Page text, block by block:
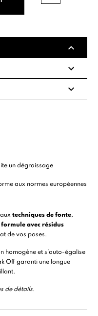
expand_less
expand_more
expand_more
un dégraissage
aux normes européennes
auxtechniques de fonte,
formule avec résidus
de vos poses.
homogène et s’auto-égalise
Off garanti une longue
de détails.